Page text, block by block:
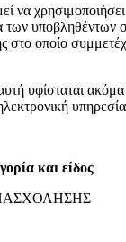
να
των
στο οποίο
υφίσταται
και είδος